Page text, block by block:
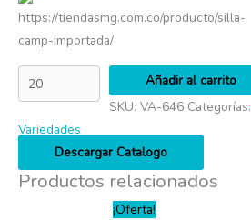
https://tiendasmg.com.co/producto/silla-
camp-importada/
Añadir al carrito
SKU: VA-646 Categorías:
Variedades
Descargar Catalogo
Productos relacionados
¡Oferta!